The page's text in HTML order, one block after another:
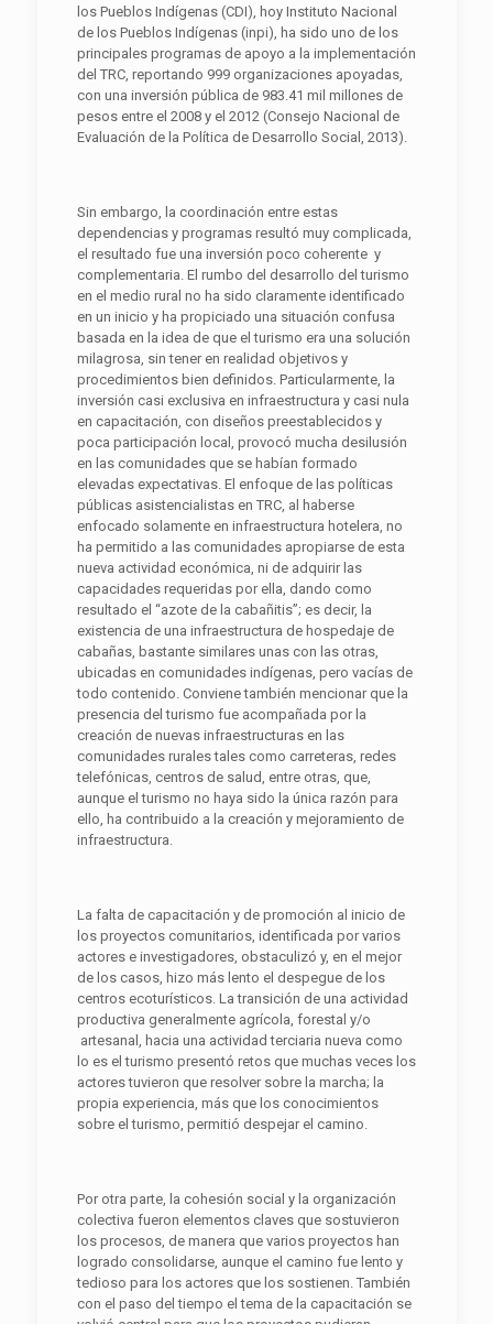
los Pueblos Indígenas (CDI), hoy Instituto Nacional
de los Pueblos Indígenas (inpi), ha sido uno de los
principales programas de apoyo a la implementación
del TRC, reportando 999 organizaciones apoyadas,
con una inversión pública de 983.41 mil millones de
pesos entre el 2008 y el 2012 (Consejo Nacional de
Evaluación de la Política de Desarrollo Social, 2013).
Sin embargo, la coordinación entre estas
dependencias y programas resultó muy complicada,
el resultado fue una inversión poco coherente y
complementaria. El rumbo del desarrollo del turismo
en el medio rural no ha sido claramente identificado
en un inicio y ha propiciado una situación confusa
basada en la idea de que el turismo era una solución
milagrosa, sin tener en realidad objetivos y
procedimientos bien definidos. Particularmente, la
inversión casi exclusiva en infraestructura y casi nula
en capacitación, con diseños preestablecidos y
poca participación local, provocó mucha desilusión
en las comunidades que se habían formado
elevadas expectativas. El enfoque de las políticas
públicas asistencialistas en TRC, al haberse
enfocado solamente en infraestructura hotelera, no
ha permitido a las comunidades apropiarse de esta
nueva actividad económica, ni de adquirir las
capacidades requeridas por ella, dando como
resultado el “azote de la cabañitis”; es decir, la
existencia de una infraestructura de hospedaje de
cabañas, bastante similares unas con las otras,
ubicadas en comunidades indígenas, pero vacías de
todo contenido. Conviene también mencionar que la
presencia del turismo fue acompañada por la
creación de nuevas infraestructuras en las
comunidades rurales tales como carreteras, redes
telefónicas, centros de salud, entre otras, que,
aunque el turismo no haya sido la única razón para
ello, ha contribuido a la creación y mejoramiento de
infraestructura.
La falta de capacitación y de promoción al inicio de
los proyectos comunitarios, identificada por varios
actores e investigadores, obstaculizó y, en el mejor
de los casos, hizo más lento el despegue de los
centros ecoturísticos. La transición de una actividad
productiva generalmente agrícola, forestal y/o
artesanal, hacia una actividad terciaria nueva como
lo es el turismo presentó retos que muchas veces los
actores tuvieron que resolver sobre la marcha; la
propia experiencia, más que los conocimientos
sobre el turismo, permitió despejar el camino.
Por otra parte, la cohesión social y la organización
colectiva fueron elementos claves que sostuvieron
los procesos, de manera que varios proyectos han
logrado consolidarse, aunque el camino fue lento y
tedioso para los actores que los sostienen. También
con el paso del tiempo el tema de la capacitación se